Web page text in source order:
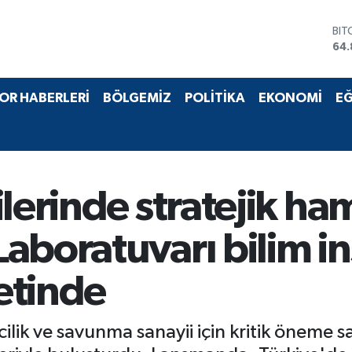
HABERLERİ BÖLGEMİZ POLİTİKA EKONOMİ
stratejik
bilim
ve savunma sanayii için kritik öneme